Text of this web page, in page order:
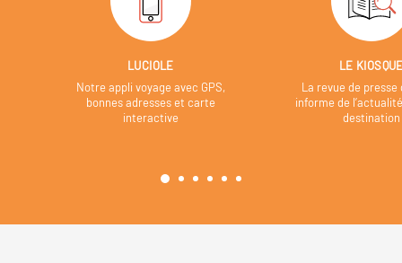
LUCIOLE
Notre appli voyage avec GPS,
bonnes adresses et carte
interactive
LE
La revue de presse
informe de
destination